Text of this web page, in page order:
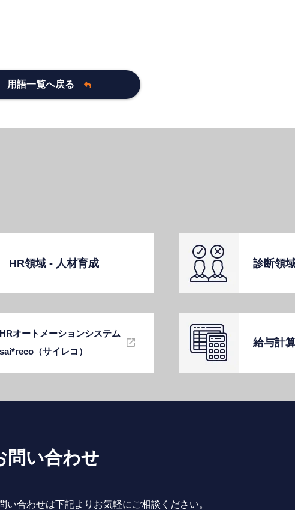
用語一覧へ戻る
HR領域 - ⼈材育成 診断領
HRオートメーションシステム
sai*reco（サイレコ）
給与計
問い合わせ
い合わせは下記よりお気軽にご相談ください。